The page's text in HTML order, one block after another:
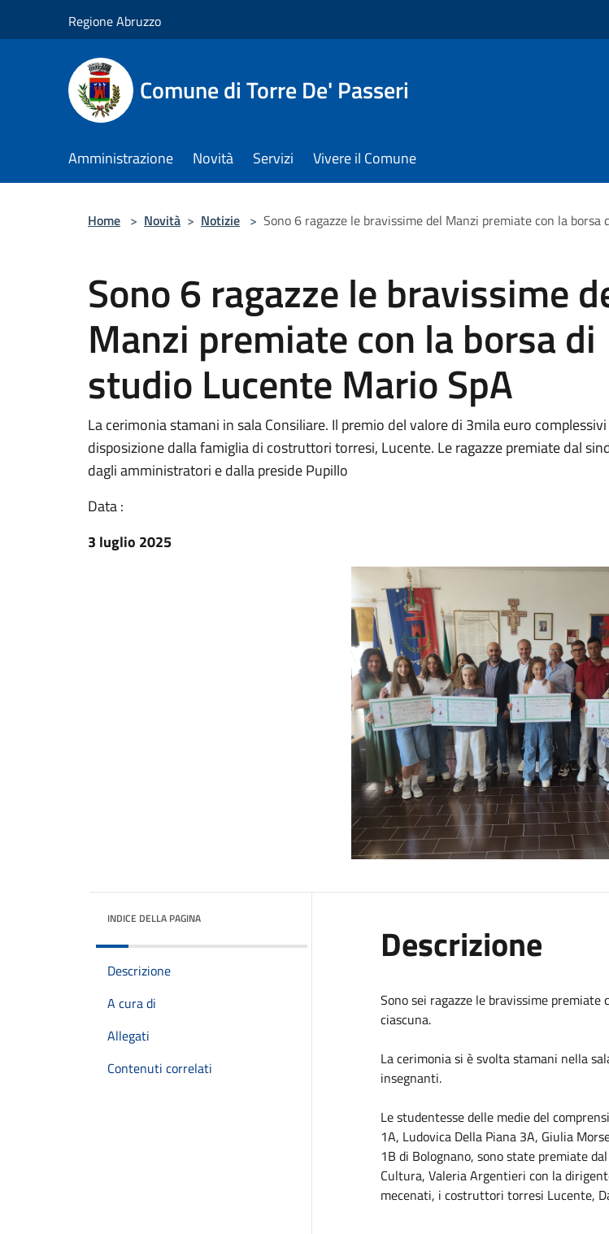
Regione Abruzzo
Comune di Torre De' Passeri
Amministrazione Novità Servizi Vivere il Comune
Home > Novità > Notizie > Sono 6 ragazze le bravissime del Manzi premiate con la borsa
Sono 6 ragazze le bravissime
Manzi premiate con la borsa di
studio Lucente Mario SpA
La cerimonia stamani in sala Consiliare. Il premio del valore di 3mila euro
disposizione dalla famiglia di costruttori torresi, Lucente. Le ragazze premiate dal
dagli amministratori e dalla preside Pupillo
Data :
3 luglio 2025
INDICE DELLA PAGINA
Descrizione
A cura di
Allegati
Contenuti correlati
Descrizione
Sono sei ragazze le bravissime
ciascuna.
La cerimonia si è svolta stamani nella
insegnanti.
Le studentesse delle medie del
1A, Ludovica Della Piana 3A, Giulia
1B di Bolognano, sono state premiate
Cultura, Valeria Argentieri con la
mecenati, i costruttori torresi Lucente,